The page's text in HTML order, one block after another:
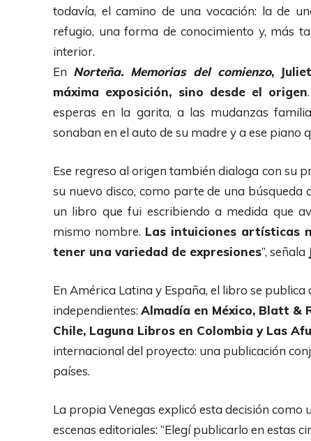
todavía, el camino de una vocación: la de
refugio, una forma de conocimiento y, más
interior.
En Norteña. Memorias del comienzo,
máxima exposición, sino desde el origen
esperas en la garita, a las mudanzas
sonaban en el auto de su madre y a ese piano
Ese regreso al origen también dialoga con su
su nuevo disco, como parte de una búsqueda
un libro que fui escribiendo a medida que
mismo nombre. Las intuiciones artísticas
tener una variedad de expresiones”, señala
En América Latina y España, el libro se
independientes:Almadía en México, Blatt &
Chile, Laguna Libros en Colombia y Las
internacional del proyecto: una publicación
países.
La propia Venegas explicó esta decisión como
escenas editoriales: “Elegí publicarlo en estas